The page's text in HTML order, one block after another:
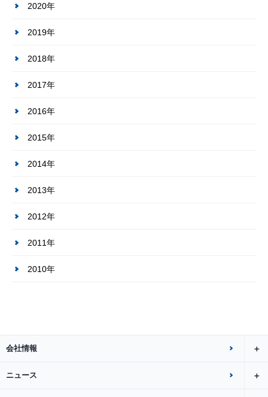
2020年
2019年
2018年
2017年
2016年
2015年
2014年
2013年
2012年
2011年
2010年
会社情報
ニュース